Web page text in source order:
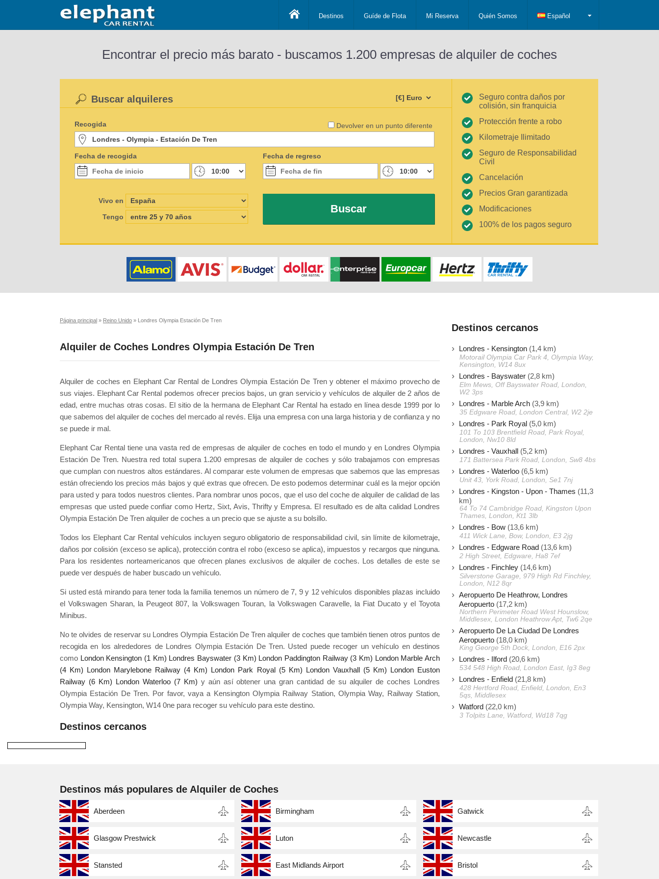
Destinos Guíde de Flota Mi Reserva Quién Somos Español
Encontrar el precio más barato - buscamos 1.200 empresas de alquiler de coches
Devolver en un punto diferente
Buscar alquileres
Recogida
Fecha de recogida Fecha de regreso
Vivo en
Tengo
Buscar
Seguro contra daños por
colisión, sin franquicia
Protección frente a robo
Kilometraje Ilimitado
Seguro de Responsabilidad
Civil
Cancelación
Precios Gran garantizada
Modificaciones
100% de los pagos seguro
Página principal » Reino Unido » Londres Olympia Estación De Tren
Alquiler de Coches Londres Olympia Estación De Tren
Alquiler de coches en Elephant Car Rental de Londres Olympia Estación De Tren y obtener el máximo provecho de
sus viajes. Elephant Car Rental podemos ofrecer precios bajos, un gran servicio y vehículos de alquiler de 2 años de
edad, entre muchas otras cosas. El sitio de la hermana de Elephant Car Rental ha estado en línea desde 1999 por lo
que sabemos del alquiler de coches del mercado al revés. Elija una empresa con una larga historia y de confianza y no
se puede ir mal.
Elephant Car Rental tiene una vasta red de empresas de alquiler de coches en todo el mundo y en Londres Olympia
Estación De Tren. Nuestra red total supera 1.200 empresas de alquiler de coches y sólo trabajamos con empresas
que cumplan con nuestros altos estándares. Al comparar este volumen de empresas que sabemos que las empresas
están ofreciendo los precios más bajos y qué extras que ofrecen. De esto podemos determinar cuál es la mejor opción
para usted y para todos nuestros clientes. Para nombrar unos pocos, que el uso del coche de alquiler de calidad de las
empresas que usted puede confiar como Hertz, Sixt, Avis, Thrifty y Empresa. El resultado es de alta calidad Londres
Olympia Estación De Tren alquiler de coches a un precio que se ajuste a su bolsillo.
Todos los Elephant Car Rental vehículos incluyen seguro obligatorio de responsabilidad civil, sin límite de kilometraje,
daños por colisión (exceso se aplica), protección contra el robo (exceso se aplica), impuestos y recargos que ninguna.
Para los residentes norteamericanos que ofrecen planes exclusivos de alquiler de coches. Los detalles de este se
puede ver después de haber buscado un vehículo.
Si usted está mirando para tener toda la familia tenemos un número de 7, 9 y 12 vehículos disponibles plazas incluido
el Volkswagen Sharan, la Peugeot 807, la Volkswagen Touran, la Volkswagen Caravelle, la Fiat Ducato y el Toyota
Minibus.
No te olvides de reservar su Londres Olympia Estación De Tren alquiler de coches que también tienen otros puntos de
recogida en los alrededores de Londres Olympia Estación De Tren. Usted puede recoger un vehículo en destinos
como London Kensington (1 Km) Londres Bayswater (3 Km) London Paddington Railway (3 Km) London Marble Arch
(4 Km) London Marylebone Railway (4 Km) London Park Royal (5 Km) London Vauxhall (5 Km) London Euston
Railway (6 Km) London Waterloo (7 Km) y aún así obtener una gran cantidad de su alquiler de coches Londres
Olympia Estación De Tren. Por favor, vaya a Kensington Olympia Railway Station, Olympia Way, Railway Station,
Olympia Way, Kensington, W14 0ne para recoger su vehículo para este destino.
Destinos cercanos
Destinos cercanos
Londres - Kensington (1,4 km)
Motorail Olympia Car Park 4, Olympia Way,
Kensington, W14 8ux
Londres - Bayswater (2,8 km)
Elm Mews, Off Bayswater Road, London,
W2 3ps
Londres - Marble Arch (3,9 km)
35 Edgware Road, London Central, W2 2je
Londres - Park Royal (5,0 km)
101 To 103 Brentfield Road, Park Royal,
London, Nw10 8ld
Londres - Vauxhall (5,2 km)
171 Battersea Park Road, London, Sw8 4bs
Londres - Waterloo (6,5 km)
Unit 43, York Road, London, Se1 7nj
Londres - Kingston - Upon - Thames (11,3
km)
64 To 74 Cambridge Road, Kingston Upon
Thames, London, Kt1 3lb
Londres - Bow (13,6 km)
411 Wick Lane, Bow, London, E3 2jg
Londres - Edgware Road (13,6 km)
2 High Street, Edgware, Ha8 7ef
Londres - Finchley (14,6 km)
Silverstone Garage, 979 High Rd Finchley,
London, N12 8qr
Aeropuerto De Heathrow, Londres
Aeropuerto (17,2 km)
Northern Perimeter Road West Hounslow,
Middlesex, London Heathrow Apt, Tw6 2qe
Aeropuerto De La Ciudad De Londres
Aeropuerto (18,0 km)
King George 5th Dock, London, E16 2px
Londres - Ilford (20,6 km)
534 548 High Road, London East, Ig3 8eg
Londres - Enfield (21,8 km)
428 Hertford Road, Enfield, London, En3
5qs, Middlesex
Watford (22,0 km)
3 Tolpits Lane, Watford, Wd18 7qg
Destinos más populares de Alquiler de Coches
Aberdeen Birmingham Gatwick
Glasgow Prestwick Luton Newcastle
Stansted East Midlands Airport Bristol